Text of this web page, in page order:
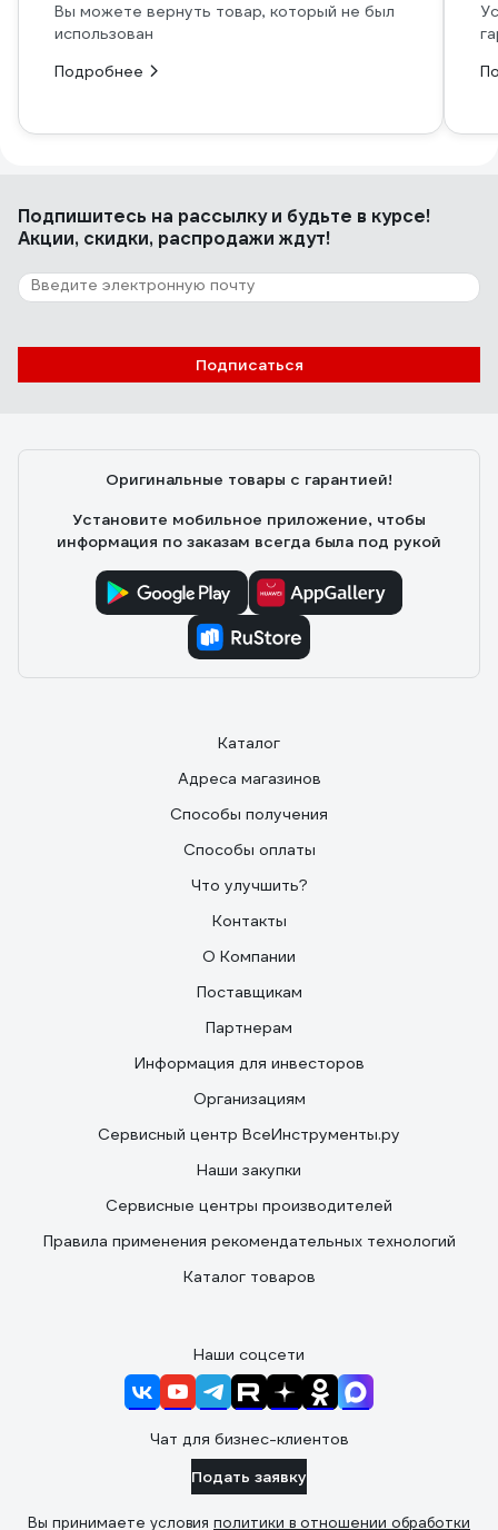
Вы можете вернуть товар, который не был
использован
Подробнее
Подпишитесь на рассылкуи будьте в курсе!
Акции, скидки, распродажи ждут!
Подписаться
Оригинальные товары с гарантией!
Установите мобильное приложение, чтобы
информация по заказам всегда была под рукой
Каталог
Адреса магазинов
Способы получения
Способы оплаты
Что улучшить?
Контакты
О Компании
Поставщикам
Партнерам
Информация для инвесторов
Организациям
Сервисный центр ВсеИнструменты.ру
Наши закупки
Сервисные центры производителей
Правила применения рекомендательных технологий
Каталог товаров
Наши соцсети
Чат для бизнес-клиентов
Подать заявку
Вы принимаете условия политики в отношении обработки